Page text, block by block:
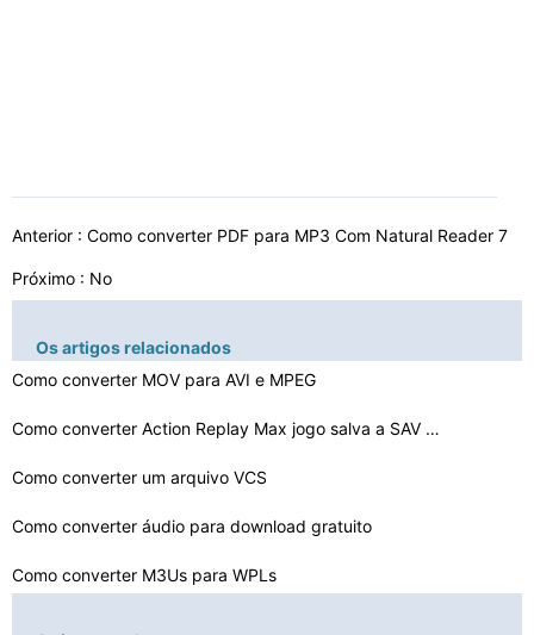
Anterior : Como converter PDF para MP3 Com Natural Reader 7
Próximo : No
Os artigos relacionados
Como converter MOV para AVI e MPEG
Como converter Action Replay Max jogo salva a SAV Arqui…
Como converter um arquivo VCS
Como converter áudio para download gratuito
Como converter M3Us para WPLs